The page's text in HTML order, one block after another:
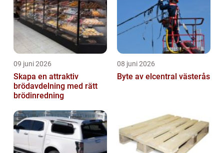
09 juni 2026
Skapa en attraktiv
brödavdelning med rätt
brödinredning
08 juni 2026
Byte av elcentral västerås